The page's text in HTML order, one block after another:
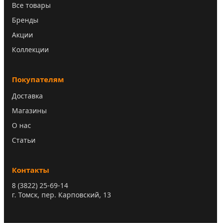
Все товары
Бренды
Акции
Коллекции
Покупателям
Доставка
Магазины
О нас
Статьи
Контакты
8 (3822) 25-69-14
г. Томск, пер. Карповский, 13